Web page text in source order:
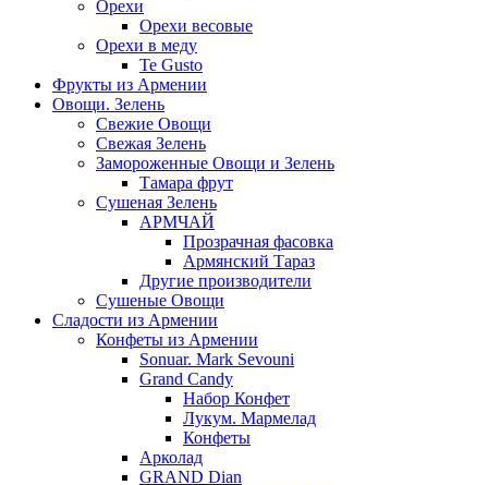
Орехи
Орехи весовые
Орехи в меду
Te Gusto
Фрукты из Армении
Овощи. Зелень
Свежие Овощи
Свежая Зелень
Замороженные Овощи и Зелень
Тамара фрут
Сушеная Зелень
АРМЧАЙ
Прозрачная фасовка
Армянский Тараз
Другие производители
Сушеные Овощи
Сладости из Армении
Конфеты из Армении
Sonuar. Mark Sevouni
Grand Candy
Набор Конфет
Лукум. Мармелад
Конфеты
Арколад
GRAND Dian